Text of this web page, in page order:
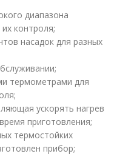
диапазона
контроля;
насадок для разных
термометрами для
ускорять нагрев
приготовления;
термостойких
прибор;